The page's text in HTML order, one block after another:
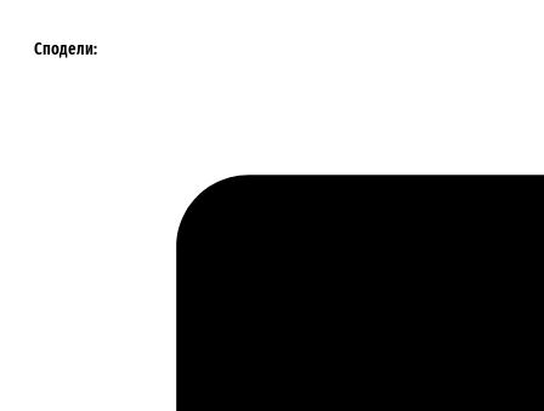
Сподели: